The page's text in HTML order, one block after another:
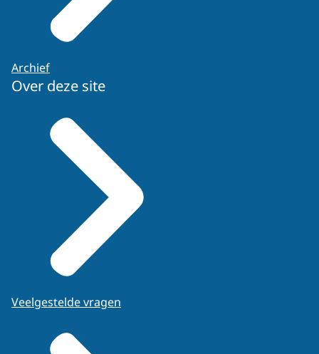
Archief
Over deze site
Veelgestelde vragen